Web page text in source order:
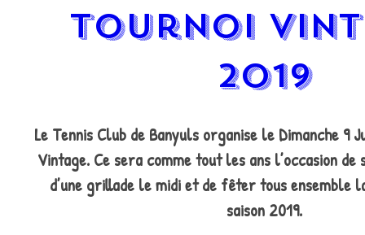
Tournoi
2019
Le Tennis Club de Banyuls organise le Dimanche 9
Vintage. Ce sera comme tout les ans l’occasion
d’une grillade le midi et de fêter tous ensemble
saison 2019.